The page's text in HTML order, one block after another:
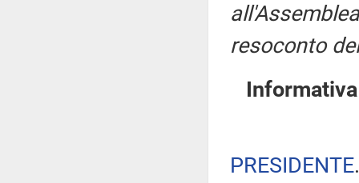
resoconto
PRESIDENTE